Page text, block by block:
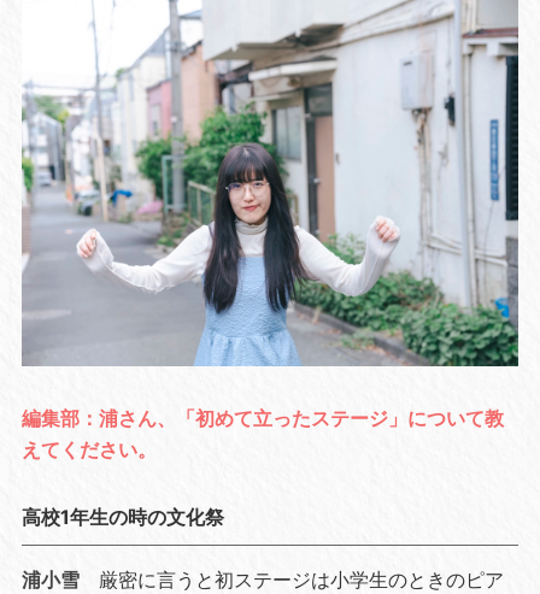
編集部：浦さん、「初めて立ったステージ」について教
えてください。
高校1年生の時の文化祭
浦小雪
厳密に言うと初ステージは小学生のときのピア